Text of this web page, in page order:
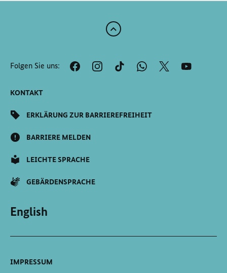
Zum
der
Seite
Folgen Sie uns:
KONTAKT
ERKLÄRUNG ZUR BARRIEREFREIHEIT
BARRIERE MELDEN
LEICHTE SPRACHE
GEBÄRDENSPRACHE
English
IMPRESSUM